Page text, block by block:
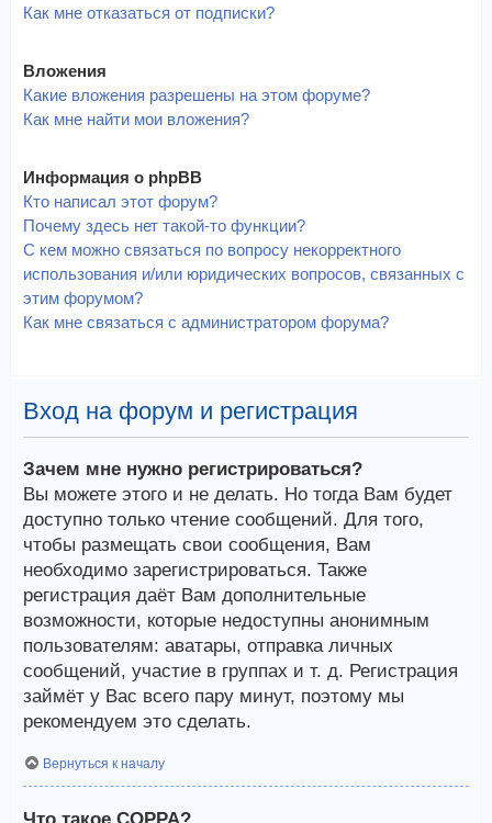
Как мне отказаться от подписки?
Вложения
Какие вложения разрешены на этом форуме?
Как мне найти мои вложения?
Информация о phpBB
Кто написал этот форум?
Почему здесь нет такой-то функции?
С кем можно связаться по вопросу некорректного
использования и/или юридических вопросов, связанных с
этим форумом?
Как мне связаться с администратором форума?
Вход на форум и регистрация
Зачем мне нужно регистрироваться?
Вы можете этого и не делать. Но тогда Вам будет
доступно только чтение сообщений. Для того,
чтобы размещать свои сообщения, Вам
необходимо зарегистрироваться. Также
регистрация даёт Вам дополнительные
возможности, которые недоступны анонимным
пользователям: аватары, отправка личных
сообщений, участие в группах и т. д. Регистрация
займёт у Вас всего пару минут, поэтому мы
рекомендуем это сделать.
Вернуться к началу